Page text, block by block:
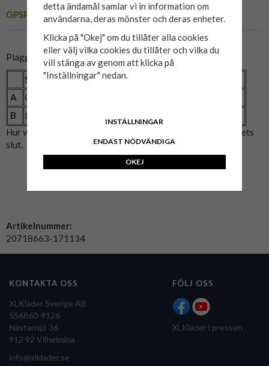
GPSR
Plaggets mått:
Storlek 2XL
A
Omkrets (cm)
B
Längd (cm)
Hur vi mätat: A= Bröstmått x2. B= Mitten av axeln till plaggets
slut.
Artikelnummer:
20718663-171134
KONTAKTA OSS
XLKläder Sverige AB
556860-9126
Nästansjö 36
912 92 Vilhelmina
info@xlklader.se
FÖLJ OSS
XLKläder i pressen
detta ändamål samlar vi in information om
användarna, deras mönster och deras enheter.
Klicka på "Okej" om du tillåter alla cookies
eller välj vilka cookies du tillåter och vilka du
vill stänga av genom att klicka på
"Inställningar" nedan.
INSTÄLLNINGAR
ENDAST NÖDVÄNDIGA
OKEJ